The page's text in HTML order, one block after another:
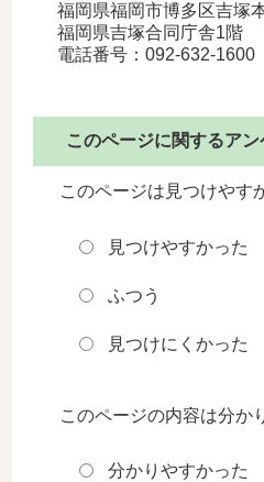
福岡県福岡市博多区吉塚
福岡県吉塚合同庁舎1階
電話番号：092-632-1600
このページに関するアン
このページは見つけやす
見つけやすかった
ふつう
見つけにくかった
このページの内容は分か
分かりやすかった